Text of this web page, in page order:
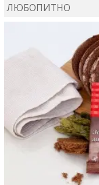
ЛЮБОПИТНО